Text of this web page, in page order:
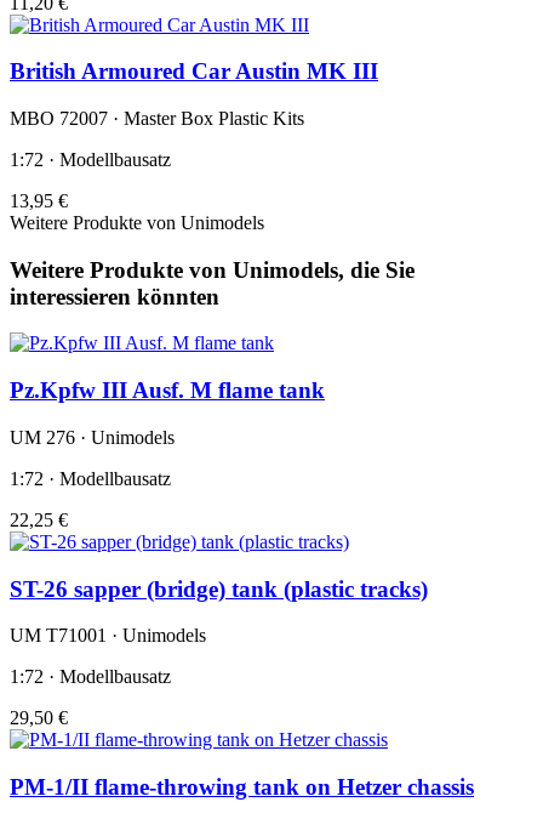
British Armoured Car Austin MK III
MBO 72007 · Master Box Plastic Kits
1:72 · Modellbausatz
13,95 €
Weitere Produkte von Unimodels
Weitere Produkte von Unimodels, die Sie
interessieren könnten
Pz.Kpfw III Ausf. M flame tank
UM 276 · Unimodels
1:72 · Modellbausatz
22,25 €
ST-26 sapper (bridge) tank (plastic tracks)
UM T71001 · Unimodels
1:72 · Modellbausatz
29,50 €
PM-1/II flame-throwing tank on Hetzer chassis